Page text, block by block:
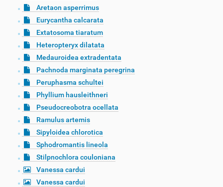
Aretaon asperrimus
Eurycantha calcarata
Extatosoma tiaratum
Heteropteryx dilatata
Medauroidea extradentata
Pachnoda marginata peregrina
Peruphasma schultei
Phyllium hausleithneri
Pseudocreobotra ocellata
Ramulus artemis
Sipyloidea chlorotica
Sphodromantis lineola
Stilpnochlora couloniana
Vanessa cardui
Vanessa cardui